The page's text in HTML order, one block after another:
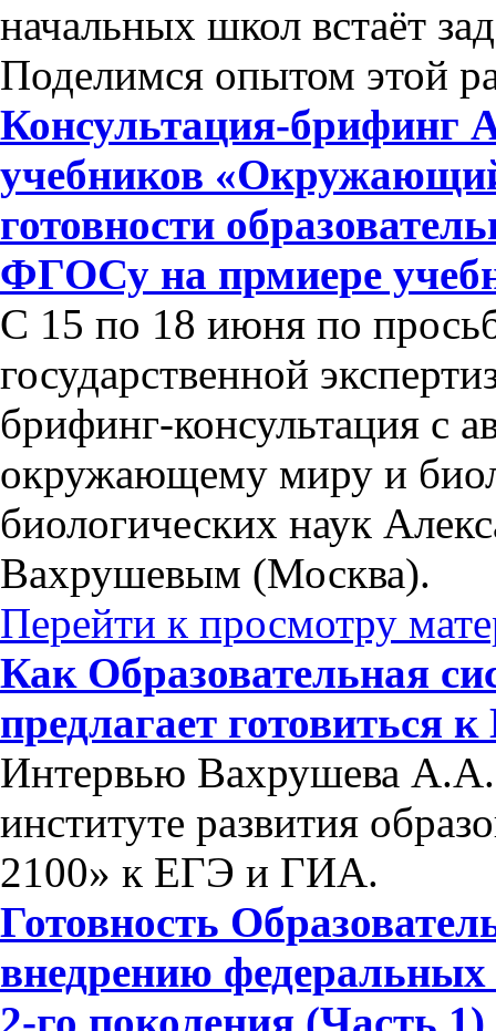
начальных школ встаёт
Поделимся опытом этой
Консультация-брифинг
учебников
готовности
ФГОСу на прмиере
С 15 по 18 июня по
государственной
брифинг-консультация с
окружающему миру и
биологических наук
Вахрушевым (Москва).
Перейти к просмотру
Как Образовательная
предлагает готовиться
Интервью Вахрушева А.А.
институте развития
2100» к ЕГЭ и ГИА.
Готовность
внедрению федеральных